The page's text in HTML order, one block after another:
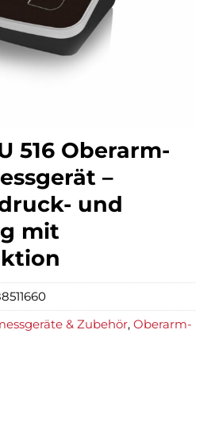
516 Oberarm-
–
und
mit
& Zubehör, Oberarm-